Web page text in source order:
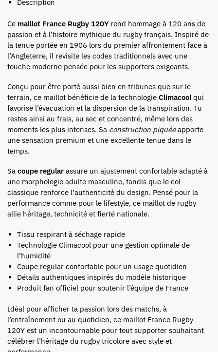
Description
Ce maillot France Rugby 120Y rend hommage à 120 ans de
passion et à l’histoire mythique du rugby français. Inspiré de
la tenue portée en 1906 lors du premier affrontement face à
l’Angleterre, il revisite les codes traditionnels avec une
touche moderne pensée pour les supporters exigeants.
Conçu pour être porté aussi bien en tribunes que sur le
terrain, ce maillot bénéficie de la technologie Climacool qui
favorise l’évacuation et la dispersion de la transpiration. Tu
restes ainsi au frais, au sec et concentré, même lors des
moments les plus intenses. Sa construction piquéeapporte
une sensation premium et une excellente tenue dans le
temps.
Sa coupe regular assure un ajustement confortable adapté à
une morphologie adulte masculine, tandis que le col
classique renforce l’authenticité du design. Pensé pour la
performance comme pour le lifestyle, ce maillot de rugby
allie héritage, technicité et fierté nationale.
Tissu respirant à séchage rapide
Technologie Climacool pour une gestion optimale de
l’humidité
Coupe regular confortable pour un usage quotidien
Détails authentiques inspirés du modèle historique
Produit fan officiel pour soutenir l’équipe de France
Idéal pour afficher ta passion lors des matchs, à
l’entraînement ou au quotidien, ce maillot France Rugby
120Y est un incontournable pour tout supporter souhaitant
célébrer l’héritage du rugby tricolore avec style et